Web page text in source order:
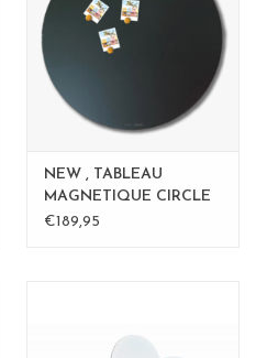
NEW , TABLEAU
MAGNETIQUE CIRCLE
Rouille 40cm - Copy -
€189,95